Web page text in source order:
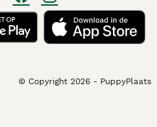
© Copyright 2026 - PuppyPlaats